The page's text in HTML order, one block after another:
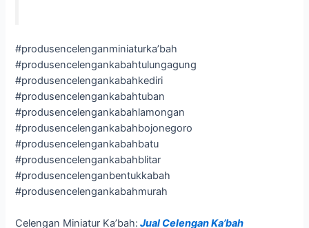
#produsencelenganminiaturka’bah
#produsencelengankabahtulungagung
#produsencelengankabahkediri
#produsencelengankabahtuban
#produsencelengankabahlamongan
#produsencelengankabahbojonegoro
#produsencelengankabahbatu
#produsencelengankabahblitar
#produsencelenganbentukkabah
#produsencelengankabahmurah
Celengan Miniatur Ka’bah: Jual Celengan Ka’bah